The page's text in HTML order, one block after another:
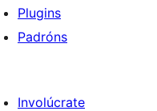
Plugins
Padróns
Involúcrate